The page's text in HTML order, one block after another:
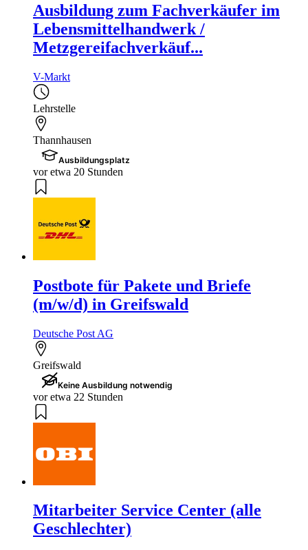
Ausbildung zum Fachverkäufer im
Lebensmittelhandwerk /
Metzgereifachverkäuf...
V-Markt
Lehrstelle
Thannhausen
Ausbildungsplatz
vor etwa 20 Stunden
Postbote für Pakete und Briefe
(m/w/d) in Greifswald
Deutsche Post AG
Greifswald
Keine Ausbildung notwendig
vor etwa 22 Stunden
Mitarbeiter Service Center (alle
Geschlechter)